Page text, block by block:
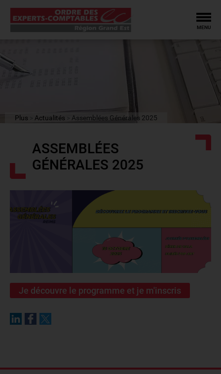
MENU
Plus Actualités Assemblées Générales 2025
ASSEMBLÉES
GÉNÉRALES 2025
Je découvre le programme et je m'inscris